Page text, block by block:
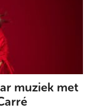
muziek met